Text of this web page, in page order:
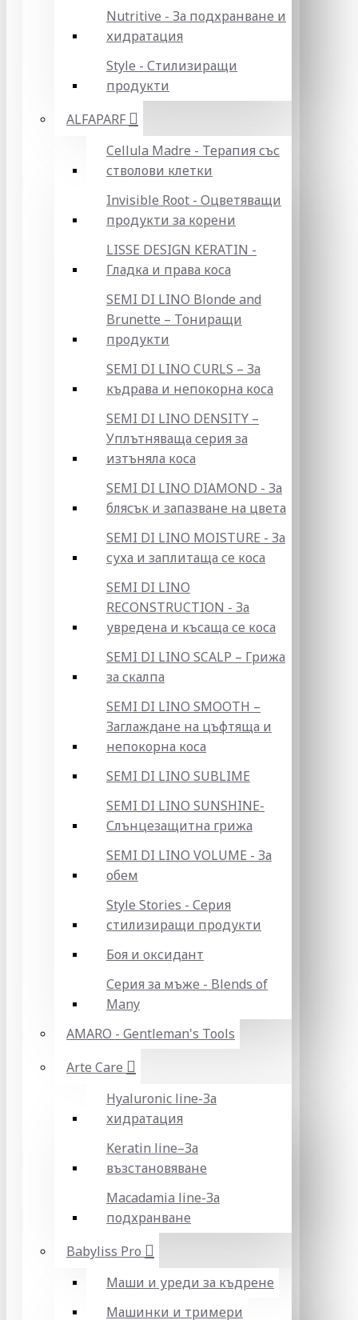
Nutritive - За подхранване и
хидратация
Style - Стилизиращи
продукти
ALFAPARF
Cellula Madre - Терапия със
стволови клетки
Invisible Root - Оцветяващи
продукти за корени
LISSE DESIGN KERATIN -
Гладка и права коса
SEMI DI LINO Blonde and
Brunette – Тониращи
продукти
SEMI DI LINO CURLS – За
къдрава и непокорна коса
SEMI DI LINO DENSITY –
Уплътняваща серия за
изтъняла коса
SEMI DI LINO DIAMOND - За
блясък и запазване на цвета
SEMI DI LINO MOISTURE - За
суха и заплитаща се коса
SEMI DI LINO
RECONSTRUCTION - За
увредена и късаща се коса
SEMI DI LINO SCALP – Грижа
за скалпа
SEMI DI LINO SMOOTH –
Заглаждане на цъфтяща и
непокорна коса
SEMI DI LINO SUBLIME
SEMI DI LINO SUNSHINE-
Слънцезащитна грижа
SEMI DI LINO VOLUME - За
обем
Style Stories - Серия
стилизиращи продукти
Боя и оксидант
Серия за мъже - Blends of
Many
AMARO - Gentleman's Tools
Arte Care
Hyaluronic line-За
хидратация
Keratin line–За
възстановяване
Macadamia line-За
подхранване
Babyliss Pro
Маши и уреди за къдрене
Машинки и тримери